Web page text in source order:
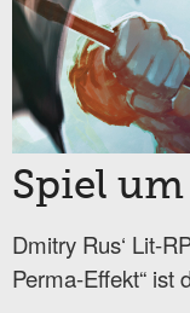
Spiel
Dmitry Rus‘ Lit-
Perma-Effekt“ ist